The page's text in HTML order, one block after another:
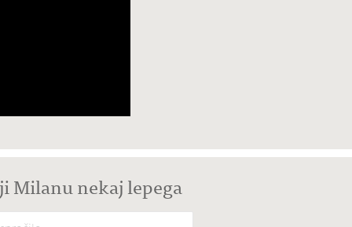
Milanu nekaj lepega
*